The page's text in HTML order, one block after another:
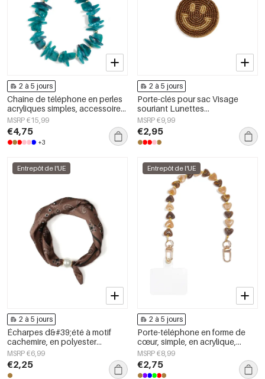
2 à 5 jours
Chaîne de téléphone en perles
acryliques simples, accessoires
du quotidien
MSRP €15,99
€4,75
+3
2 à 5 jours
Porte-clés pour sac Visage
souriant Lunettes
décontractées Accessoires du
quotidien
MSRP €9,99
€2,95
Entrepôt de l'UE
2 à 5 jours
Écharpes d&#39;été à motif
cachemire, en polyester
classique, accessoires du
quotidien
MSRP €6,99
€2,25
Entrepôt de l'UE
2 à 5 jours
Porte-téléphone en forme de
cœur, simple, en acrylique,
accessoire du quotidien
MSRP €8,99
€2,75